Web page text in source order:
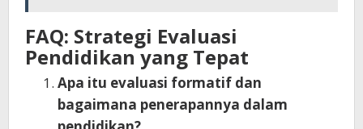
FAQ: Strategi Evaluasi
Pendidikan yang Tepat
Apa itu evaluasi formatif dan
bagaimana penerapannya dalam